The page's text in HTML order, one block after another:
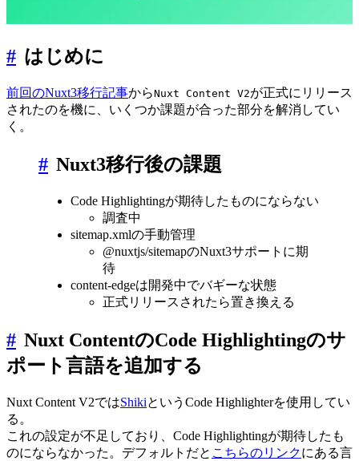
# はじめに
前回のNuxt3移行記事からNuxt Content V2が正式にリリース
されたのを機に、いくつか課題が合った部分を解消してい
く。
# Nuxt3移行後の課題
Code Highlightingが期待したものにならない
調査中
sitemap.xmlの手動管理
@nuxtjs/sitemapのNuxt3サポートに期
待
content-edgeは開発中でバギーな状態
正式リリースされたら置き換える
# Nuxt ContentのCode Highlightingのサ
ポート言語を追加する
Nuxt Content V2ではShikiというCode Highlighterを使用してい
る。
これの設定が不足しており、Code Highlightingが期待したも
のにならなかった。デフォルトだと こちらのリンクにある言